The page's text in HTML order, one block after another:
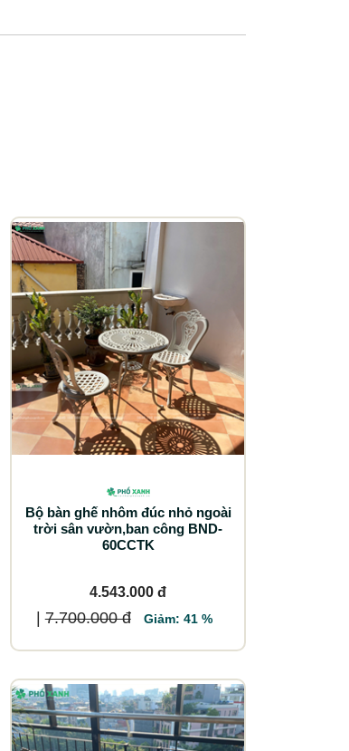
Bộ bàn ghế nhôm đúc nhỏ ngoài
trời sân vườn,ban công BND-
60CCTK
4.543.000 đ
| 7.700.000 đ Giảm: 41 %